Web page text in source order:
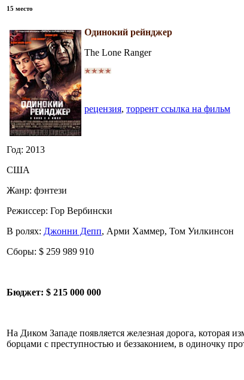
15 место
Одинокий рейнджер
The Lone Ranger
рецензия, торрент ссылка на фильм
Год: 2013
США
Жанр: фэнтези
Режиссер: Гор Вербински
В ролях: Джонни Депп, Арми Хаммер, Том Уилкинсон
Сборы: $ 259 989 910
Бюджет: $ 215 000 000
На Диком Западе появляется железная дорога, которая
борцами с преступностью и беззаконием, в одиночку